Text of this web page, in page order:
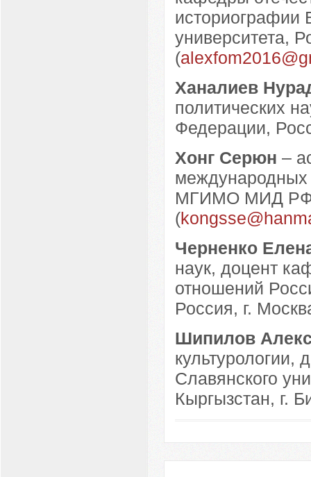
историографии
университета,
(
Ханалиев
политических
Федерации,
Хонг Серюн –
международных
МГИМО МИД РФ,
(
Черненко
наук, доцент
отношений
Россия, г.
Шипилов
культурологии,
Славянского
Кыргызстан, г.